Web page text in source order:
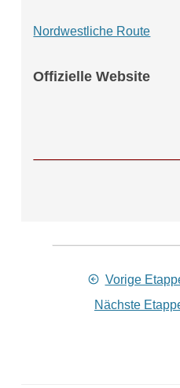
Nordwestliche Route
Offizielle Website
Vorige
Nächste